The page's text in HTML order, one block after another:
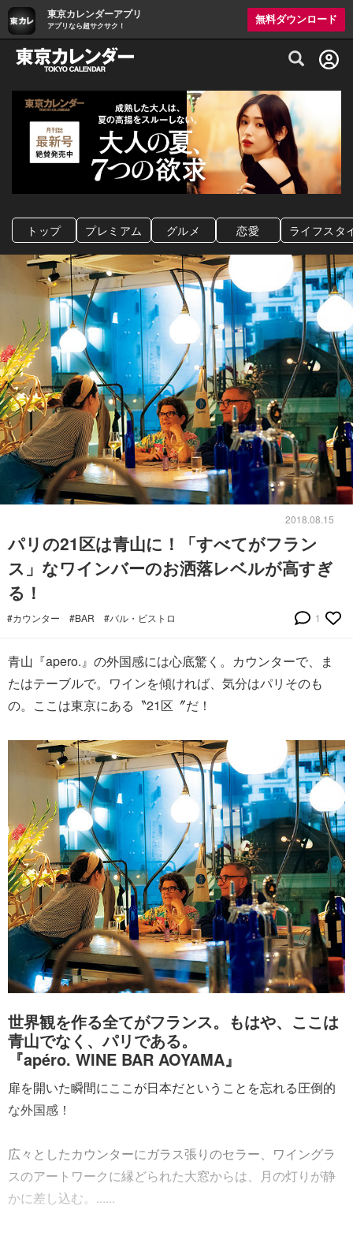
東京カレンダーアプリ
アプリなら超サクサク！
無料ダウンロード
グルメ情報・プレミアムレストラン予約
トップ プレミアム グルメ 恋愛 ライフスタ
2018.08.15
パリの21区は青山に！「すべてがフラン
ス」なワインバーのお洒落レベルが高すぎ
る！
#カウンター #BAR #バル・ビストロ 1
青山『apero.』の外国感には心底驚く。カウンターで、ま
たはテーブルで。ワインを傾ければ、気分はパリそのも
の。ここは東京にある〝21区〞だ！
世界観を作る全てがフランス。もはや、ここは
青山でなく、パリである。
『apéro. WINE BAR AOYAMA』
扉を開いた瞬間にここが日本だということを忘れる圧倒的
な外国感！
広々としたカウンターにガラス張りのセラー、ワイングラ
スのアートワークに縁どられた大窓からは、月の灯りが静
かに差し込む。......